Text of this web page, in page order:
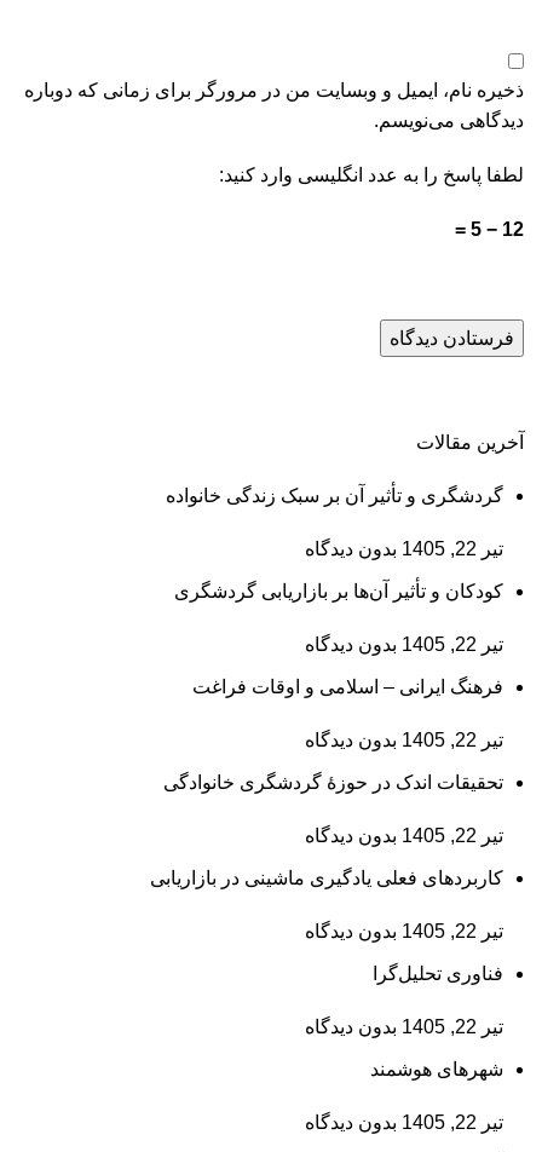
ذخیره نام، ایمیل و وبسایت من در مرورگر برای زمانی که دوباره
دیدگاهی می‌نویسم.
لطفا پاسخ را به عدد انگلیسی وارد کنید:
12 − 5 =
آخرین مقالات
گردشگری و تأثیر آن بر سبک زندگی خانواده
تیر 22, 1405 بدون دیدگاه
کودکان و تأثیر آن‌ها بر بازاریابی گردشگری
تیر 22, 1405 بدون دیدگاه
فرهنگ ایرانی – اسلامی و اوقات فراغت
تیر 22, 1405 بدون دیدگاه
تحقیقات اندک در حوزۀ گردشگری خانوادگی
تیر 22, 1405 بدون دیدگاه
کاربردهای فعلی یادگیری ماشینی در بازاریابی
تیر 22, 1405 بدون دیدگاه
فناوری تحلیل‌گرا
تیر 22, 1405 بدون دیدگاه
شهرهای هوشمند
تیر 22, 1405 بدون دیدگاه